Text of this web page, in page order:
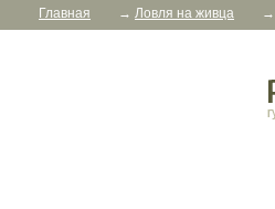
Главная → Ловля на живца →